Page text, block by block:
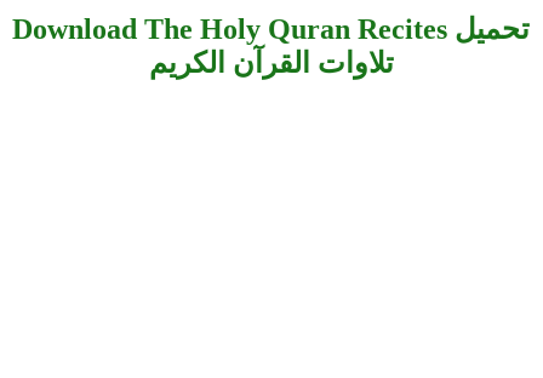
Download The Holy Quran Recites تحميل
تلاوات القرآن الكريم